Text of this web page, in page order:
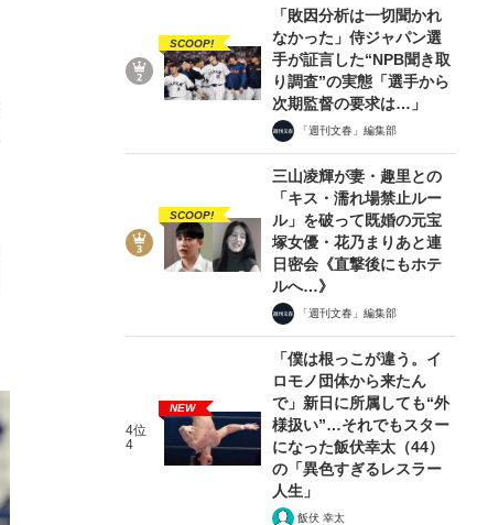
SCOOP!
「敗因分析は一切聞かれ
なかった」侍ジャパン選
手が証言した“NPB聞き取
り調査”の実態「選手から
次期監督の要求は…」
「週刊文春」編集部
SCOOP!
三山凌輝が妻・趣里との
「キス・濡れ場禁止ルー
ル」を破って既婚の元宝
塚女優・花乃まりあと連
日密会《直撃後にもホテ
ルへ…》
「週刊文春」編集部
4位
4
NEW
「僕は根っこが違う。イ
ロモノ団体から来たん
で」新日に所属しても“外
様扱い”…それでもスター
になった飯伏幸太（44）
の「異色すぎるレスラー
人生」
飯伏 幸太